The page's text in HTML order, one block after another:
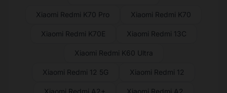
Xiaomi Redmi K70 Pro Xiaomi Redmi K70
Xiaomi Redmi K70E Xiaomi Redmi 13C
Xiaomi Redmi K60 Ultra
Xiaomi Redmi 12 5G Xiaomi Redmi 12
Xiaomi Redmi A2+ Xiaomi Redmi A2